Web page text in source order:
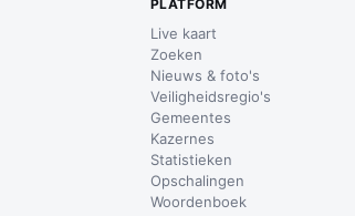
PLATFORM
Live kaart
Zoeken
Nieuws & foto's
Veiligheidsregio's
Gemeentes
Kazernes
Statistieken
Opschalingen
Woordenboek